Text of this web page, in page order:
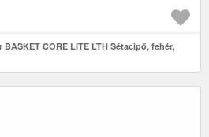
CORE LITE LTH Sétacipő, fehér,